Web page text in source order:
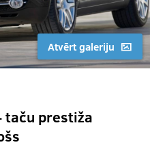
Atvērt galeriju
taču prestiža